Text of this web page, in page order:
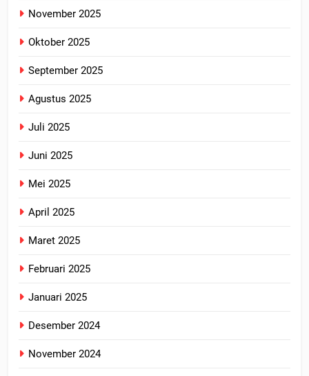
November 2025
Oktober 2025
September 2025
Agustus 2025
Juli 2025
Juni 2025
Mei 2025
April 2025
Maret 2025
Februari 2025
Januari 2025
Desember 2024
November 2024